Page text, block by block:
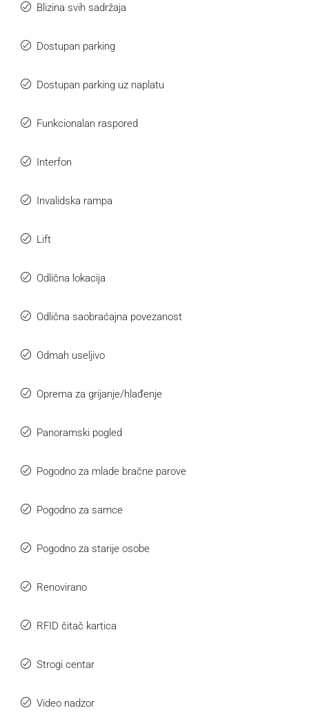
Blizina svih sadržaja
Dostupan parking
Dostupan parking uz naplatu
Funkcionalan raspored
Interfon
Invalidska rampa
Lift
Odlična lokacija
Odlična saobraćajna povezanost
Odmah useljivo
Oprema za grijanje/hlađenje
Panoramski pogled
Pogodno za mlade bračne parove
Pogodno za samce
Pogodno za starije osobe
Renovirano
RFID čitač kartica
Strogi centar
Video nadzor